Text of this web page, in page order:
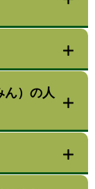
ん）の人